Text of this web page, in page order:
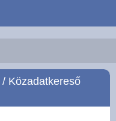
/ Közadatkereső